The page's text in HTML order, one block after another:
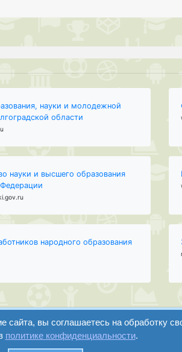
науки и молодежной
области
науки и высшего образования
народного образования
регистрация
вы соглашаетесь на обработку
политике конфиденциальности.